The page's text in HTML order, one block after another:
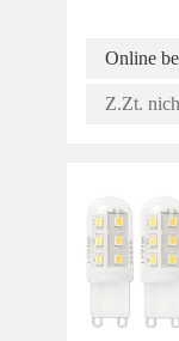
Online
Z.Zt.